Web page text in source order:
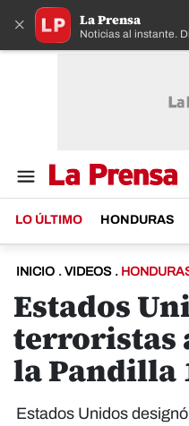
× La Prensa
Noticias al instante.
LO ÚLTIMO HONDURAS
INICIO . VIDEOS .
Estados
terroristas
la Pandilla
Estados Unidos